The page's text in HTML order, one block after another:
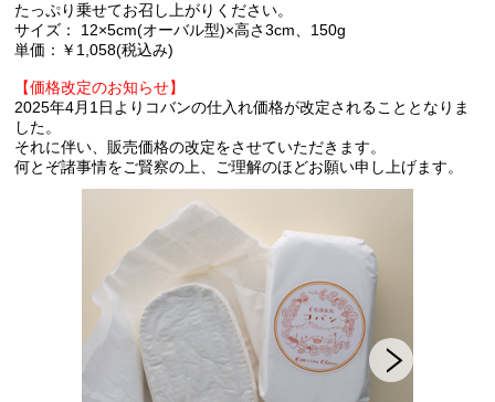
笹ゆき
雪
プチ・プレジール
フロマージュ・ブラン
セット商品
共働学舎の加工食品
農場産そば
共働学舎のトマトソース
ホエイジャム
たっぷり乗せてお召し上がりください。
サイズ： 12×5cm(オーバル型)×高さ3cm、150g
単価：￥1,058(税込み)
【価格改定のお知らせ】
2025年4月1日よりコバンの仕入れ価格が改定されることとなりま
した。
それに伴い、販売価格の改定をさせていただきます。
何とぞ諸事情をご賢察の上、ご理解のほどお願い申し上げます。